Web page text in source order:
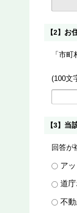
【2】 お
「市
(100文
【3】 当
回答が
ア
道
不